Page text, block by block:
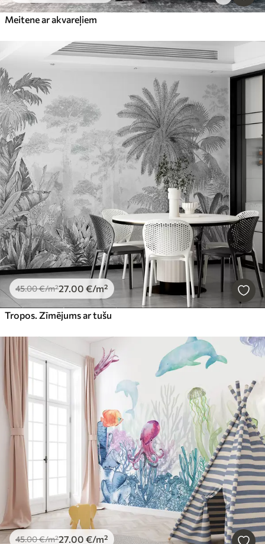
Meitene ar akvareļiem
45.00€/m²27 .00 €/m²
Tropos. Zīmējums ar tušu
45.00€/m²27.00 €/m²